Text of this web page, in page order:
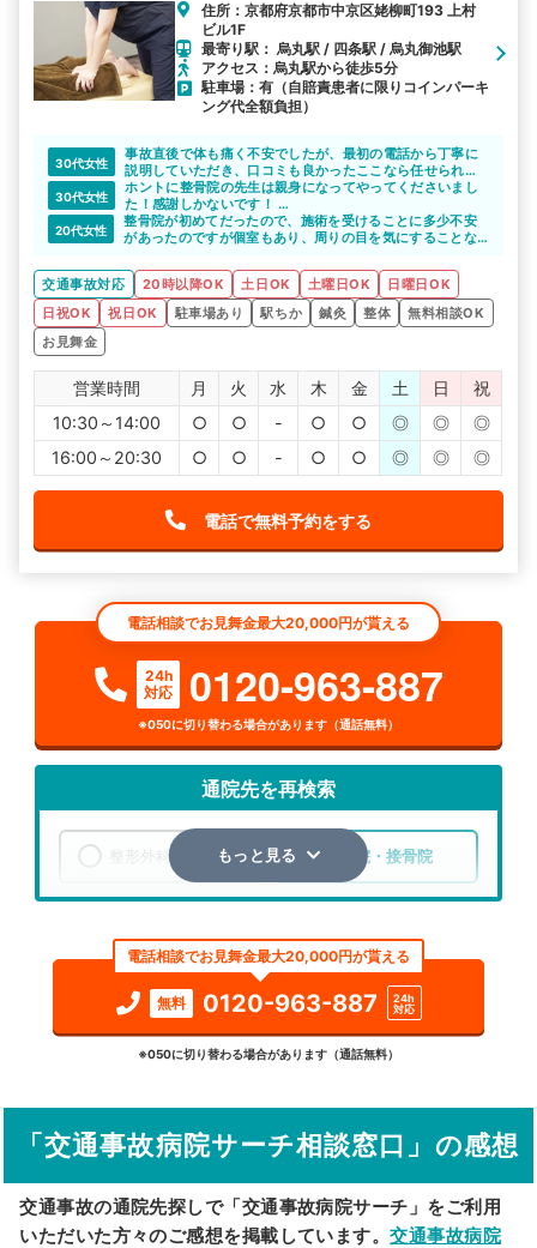
住所：京都府京都市中京区姥柳町193 上村
ビル1F
最寄り駅： 烏丸駅 / 四条駅 / 烏丸御池駅
アクセス：烏丸駅から徒歩5分
駐車場：有（自賠責患者に限りコインパーキ
ング代全額負担）
30代女性
事故直後で体も痛く不安でしたが、最初の電話から丁寧に
説明していただき、口コミも良かったここなら任せられる
と思い、お願いすることにしました。
当初顔は腫れ上がり、むち打ち状態で少し触れられるのも
痛かったくらいでしたが、その時々の身体の状態に合わせ
て丁寧な施術と骨盤矯正、電気治療でだいぶ良くなってき
交通事故治療に対する知識も豊富なうえに、保険会社との
やり取りなど心身ともにケアしていただき助かりました。
交通事故にあったら絶対に交通事故に対しての専門知識が
あるところにいった方がいいです。
かったので、事故ってから1年以上経っても症状が改善され
ませんでした。
また保険会社とのやり取りなども、非常に悩まされまし
た。
事故の場合怪我したところ以外にも痛めていることもあ
り、後から痛みが出てくることもかなりありました。
総合的に治療をしてくれるところの方がいいと思います。
そういった知識のある病院を選んだ方がいいです。
30代女性
ホントに整骨院の先生は親身になってやってくださいまし
た！感謝しかないです！
必ず、交通事故の対応専門の所がいいです！
標榜上げてるだけでは正直いって対応のレベルに差があり
こういうサイトを使ってでも評判確認すると確実です。
20代女性
整骨院が初めてだったので、施術を受けることに多少不安
があったのですが個室もあり、周りの目を気にすることな
メイクルームがあるのも女性にとってはうれしい点です。
交通事故対応 20時以降OK 土日OK 土曜日OK
日曜日OK
日祝OK
祝日OK 駐車場あり 駅ちか 鍼灸 整体
無料相談OK
お見舞金
営業時間 月 火 水 木 金 土 日
祝
10:30～14:00
○ ○ - ○ ○ ◎ ◎
◎
16:00～20:30
○ ○ - ○ ○ ◎ ◎ ◎
電話で無料予約をする
電話相談でお見舞金最大20,000円が貰える
24h
対応
0120-963-887
※050に切り替わる場合があります（通話無料）
通院先を再検索
整形外科 整骨院・接骨院
検索する
詳細条件で絞り込む
駅から探す 院名から探す
もっと見る
電話相談でお見舞金最大20,000円が貰える
無料 0120-963-887
24h
対応
※050に切り替わる場合があります（通話無料）
「交通事故病院サーチ相談窓口」の感想
交通事故の通院先探しで「交通事故病院サーチ」をご利用
いただいた方々のご感想を掲載しています。交通事故病院